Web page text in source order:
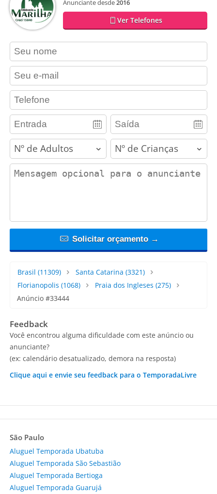
Anunciante desde2016
Ver Telefones
contact_name
contact_email
contact_phone
adults children
contact_message
Solicitar orçamento →
Brasil (11309) Santa Catarina (3321)
Florianopolis (1068) Praia dos Ingleses (275)
Anúncio #33444
Feedback
Você encontrou alguma dificuldade com este anúncio ou
anunciante?
(ex: calendário desatualizado, demora na resposta)
Clique aqui e envie seu feedback para o TemporadaLivre
São Paulo
Aluguel Temporada Ubatuba
Aluguel Temporada São Sebastião
Aluguel Temporada Bertioga
Aluguel Temporada Guarujá